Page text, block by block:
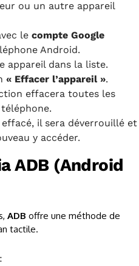
ou un autre appareil
le compte Google
Android.
appareil dans la liste.
« Effacer l’appareil ».
effacera toutes les
effacé, il sera déverrouillé et
y accéder.
ADB (Android
ADB offre une méthode de
tactile.
: